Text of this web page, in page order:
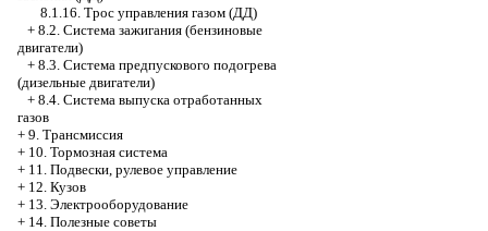
8.1.16. Трос управления газом (ДД)
+ 8.2. Система зажигания (бензиновые
двигатели)
+ 8.3. Система предпускового подогрева
(дизельные двигатели)
+ 8.4. Система выпуска отработанных
газов
+ 9. Трансмиссия
+ 10. Тормозная система
+ 11. Подвески, рулевое управление
+ 12. Кузов
+ 13. Электрооборудование
+ 14. Полезные советы